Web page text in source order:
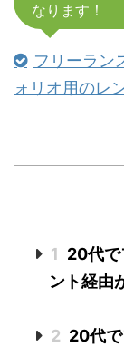
なります！
フリーラン
ォリオ用のレ
1 20代で
ント経由
2 20代